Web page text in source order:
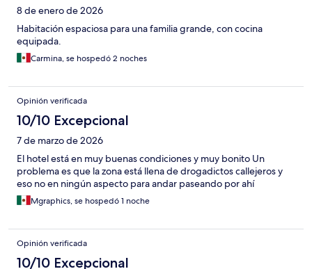
8 de enero de 2026
Habitación espaciosa para una familia grande, con cocina
equipada.
Carmina, se hospedó 2 noches
Opinión verificada
10/10 Excepcional
7 de marzo de 2026
El hotel está en muy buenas condiciones y muy bonito Un
problema es que la zona está llena de drogadictos callejeros y
eso no en ningún aspecto para andar paseando por ahí
Mgraphics, se hospedó 1 noche
Opinión verificada
10/10 Excepcional